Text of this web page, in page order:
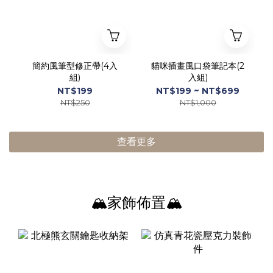
簡約風筆型修正帶(4入
組)
NT$199
NT$250
貓咪插畫風口袋筆記本(2
入組)
NT$199 ~ NT$699
NT$1,000
查看更多
🏔家飾佈置🏔